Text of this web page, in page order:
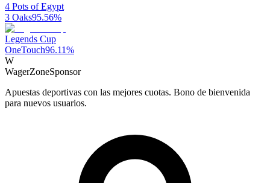
4 Pots of Egypt
3 Oaks95.56%
Legends Cup
OneTouch96.11%
W
WagerZoneSponsor
Apuestas deportivas con las mejores cuotas. Bono de bienvenida
para nuevos usuarios.